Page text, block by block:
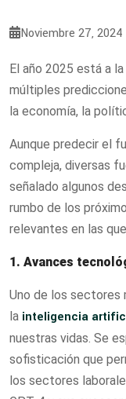
Noviembre 27, 2024
El año 2025 está a
múltiples
la economía, la
Aunque predecir el
compleja, diversas
señalado algunos
rumbo de los
relevantes en las
1. Avances
Uno de los sectores
la inteligencia
nuestras vidas. Se
sofisticación que
los sectores